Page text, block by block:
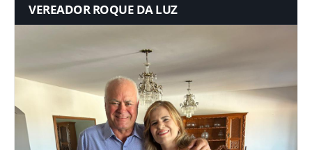
VEREADOR ROQUE DA LUZ